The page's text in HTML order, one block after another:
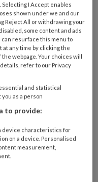
I Accept enables
shown under we and our
Reject All or withdrawing your
some content and ads
can resurface this menu to
any time by clicking the
webpage. Your choices will
refer to our Privacy
and statistical
as a person
to provide:
device characteristics for
on a device. Personalised
measurement,